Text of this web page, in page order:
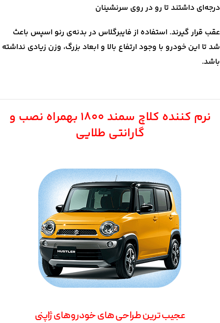
درجه‌ای داشتند تا رو در روی سرنشینان
عقب قرار گیرند. استفاده از فایبرگلاس در بدنه‌ی رنو اسپس باعث
شد تا این خودرو با وجود ارتفاع بالا و ابعاد بزرگ، وزن زیادی نداشته
باشد.
نرم کننده کلاچ سمند ۱۸۰۰ بهمراه نصب و
گارانتی طلایی
عجیب ترین طراحی های خودروهای ژاپنی